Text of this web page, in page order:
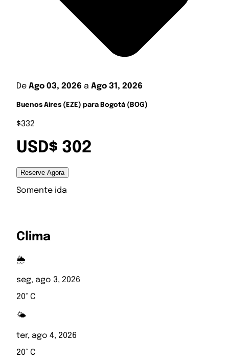
De Ago 03, 2026 a Ago 31, 2026
Buenos Aires (EZE) para Bogotá (BOG)
$332
USD$ 302
Reserve Agora
Somente ida
Clima
🌦️
seg, ago 3, 2026
20° C
🌤️
ter, ago 4, 2026
20° C